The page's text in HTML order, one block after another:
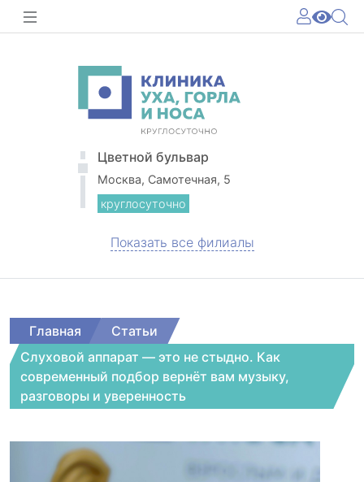
Цветной бульвар
Москва, Самотечная, 5
круглосуточно
Показать все филиалы
Главная
Статьи
Слуховой аппарат — это не стыдно. Как
современный подбор вернёт вам музыку,
разговоры и уверенность